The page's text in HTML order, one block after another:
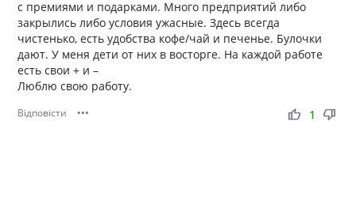
с премиями и подарками. Много предприятий либо
закрылись либо условия ужасные. Здесь всегда
чистенько, есть удобства кофе/чай и печенье. Булочки
дают. У меня дети от них в восторге. На каждой работе
есть свои + и –
Люблю свою работу.
Відповісти ••• thumb_up thumb_down
1